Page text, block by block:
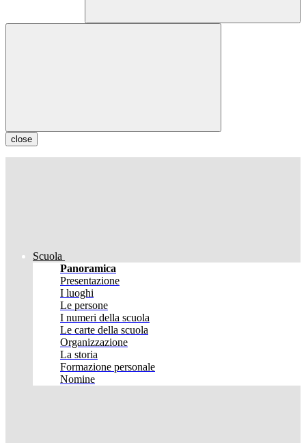
close
Scuola
Panoramica
Presentazione
I luoghi
Le persone
I numeri della scuola
Le carte della scuola
Organizzazione
La storia
Formazione personale
Nomine